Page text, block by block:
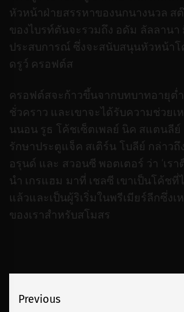
หัวหน้าฝ่ายสรรหาของนกนางนวล ส
ของไบรท์ตันจะรวมถึง อดัม ลัลลาน
ประสบการณ์ ซึ่งจะสนับสนุนหัวหน้า
ดรูว์ ครอฟต์ส
ครอฟต์สจะก้าวขึ้นจากบทบาทอายุต่ำ
ชั่วคราว และเขาจะได้รับความช่วย
นนอน รูธ โค้ชเซ็ตเพลย์ นิค สแตนลี
รักษาประตูแจ็ค สเติร์น โบลีย์ กล่าวถึ
อรุนด์ และ สวอนซี พอตเตอร์ ว่า ‘เร
นำ เกรแฮม มาที่ เชลซี เขาเป็นโค้ช
แล้วและเป็นผู้ริเริ่มในพรีเมียร์ลีกซึ่ง
ของเราสำหรับสโมสร
เมนู
Previous